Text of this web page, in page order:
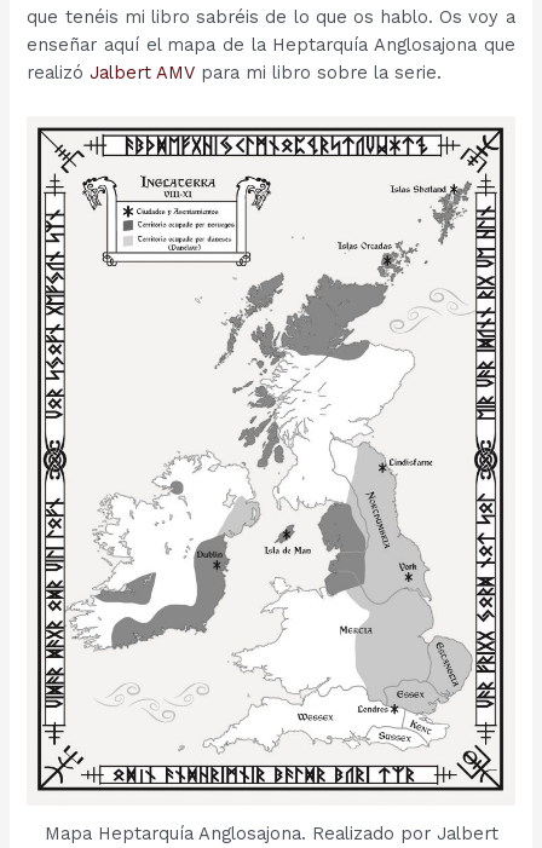
que tenéis mi libro sabréis de lo que os hablo. Os voy a
enseñar aquí el mapa de la Heptarquía Anglosajona que
realizóJalbert AMV para mi libro sobre la serie.
Mapa Heptarquía Anglosajona. Realizado por Jalbert